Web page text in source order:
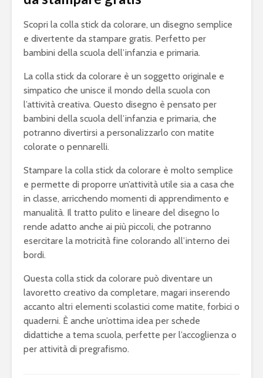
Scopri la colla stick da colorare, un disegno semplice
e divertente da stampare gratis. Perfetto per
bambini della scuola dell’infanzia e primaria.
La colla stick da colorare è un soggetto originale e
simpatico che unisce il mondo della scuola con
l’attività creativa. Questo disegno è pensato per
bambini della scuola dell’infanzia e primaria, che
potranno divertirsi a personalizzarlo con matite
colorate o pennarelli.
Stampare la colla stick da colorare è molto semplice
e permette di proporre un’attività utile sia a casa che
in classe, arricchendo momenti di apprendimento e
manualità. Il tratto pulito e lineare del disegno lo
rende adatto anche ai più piccoli, che potranno
esercitare la motricità fine colorando all’interno dei
bordi.
Questa colla stick da colorare può diventare un
lavoretto creativo da completare, magari inserendo
accanto altri elementi scolastici come matite, forbici o
quaderni. È anche un’ottima idea per schede
didattiche a tema scuola, perfette per l’accoglienza o
per attività di pregrafismo.